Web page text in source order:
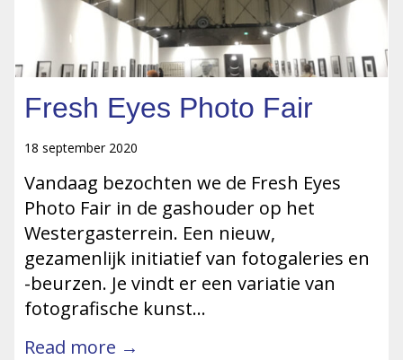
Fresh Eyes Photo Fair
18 september 2020
Vandaag bezochten we de Fresh Eyes
Photo Fair in de gashouder op het
Westergasterrein. Een nieuw,
gezamenlijk initiatief van fotogaleries en
-beurzen. Je vindt er een variatie van
fotografische kunst…
Read more →